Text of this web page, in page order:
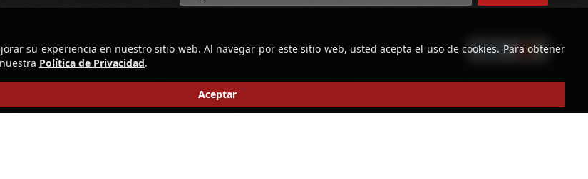
su experiencia en nuestro sitio web. Al navegar por este sitio web, usted acepta el uso de cookies. Para obtener
Política de Privacidad.
Aceptar